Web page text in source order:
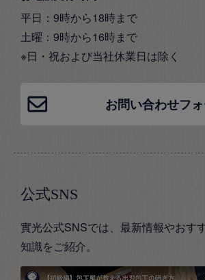
平日：9時から18時まで
土曜：9時から16時まで
※日・祝および当社休業日は除く
お問い合わせフ
公式SNS
實光公式SNSでは、最新情報やおす
知識をご紹介。